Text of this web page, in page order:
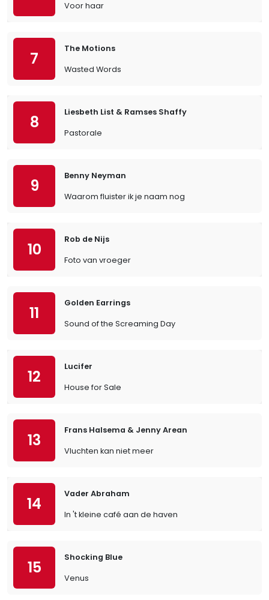
Voor haar
7
The Motions
Wasted Words
8
Liesbeth List & Ramses Shaffy
Pastorale
9
Benny Neyman
Waarom fluister ik je naam nog
10
Rob de Nijs
Foto van vroeger
11
Golden Earrings
Sound of the Screaming Day
12
Lucifer
House for Sale
13
Frans Halsema & Jenny Arean
Vluchten kan niet meer
14
Vader Abraham
In 't kleine café aan de haven
15
Shocking Blue
Venus